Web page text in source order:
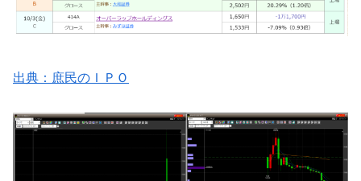
出典：庶民のＩＰＯ